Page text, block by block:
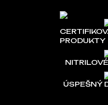
PRODUKTY
ÚSPEŠNÝ